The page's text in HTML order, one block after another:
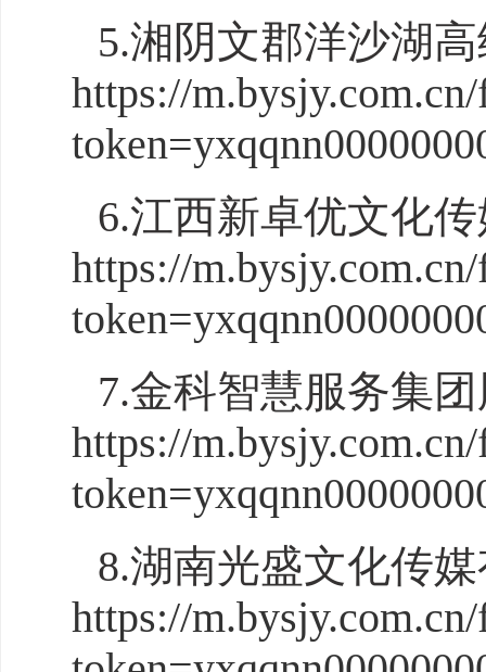
5.湘阴文郡洋沙湖
https://
6.江西新卓优文化
https://
7.金科智慧服务集
https://
8.湖南光盛文化传
https://